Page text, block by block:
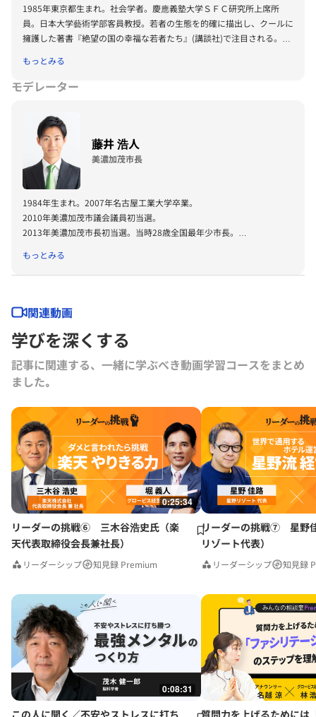
1985年東京都生まれ。社会学者。慶應義塾大学ＳＦＣ研究所上席所
員。日本大学藝術学部客員教授。若者の生態を的確に描出し、クールに
擁護した著書『絶望の国の幸福な若者たち』(講談社)で注目される。日
春秋)、『保育園義務教育化』(小学館)、『絶対に挫折しない日本史』
(新潮新書)など。
もっとみる
モデレーター
藤井 浩人
美濃加茂市長
1984年生まれ。2007年名古屋工業大学卒業。
2010年美濃加茂市議会議員初当選。
2013年美濃加茂市長初当選。当時28歳全国最年少市長。
2017年12月最高裁にて上告棄却決定を受け、辞職。
2022年1月、美濃加茂市長選挙に当選。
もっとみる
関連動画
学びを深くする
記事に関連する、一緒に学ぶべき動画学習コースをまとめ
ました｡
0:25:34
リーダーの挑戦⑥ 三木谷浩史氏（楽
天代表取締役会長兼社長）
リーダーシップ 知見録 Premium
リーダーの挑戦⑦ 星野
リゾート代表）
リーダーシップ 知見録
0:08:31